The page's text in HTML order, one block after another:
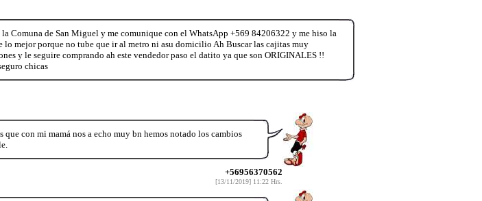
Comuna de San Miguel y me comunique con el WhatsApp +569 84206322 y me hiso la
mejor porque no tube que ir al metro ni asu domicilio Ah Buscar las cajitas muy
y le seguire comprando ah este vendedor paso el datito ya que son ORIGINALES !!
chicas
con mi mamá nos a echo muy bn hemos notado los cambios
+56956370562
[13/11/2019] 11:22 Hrs.